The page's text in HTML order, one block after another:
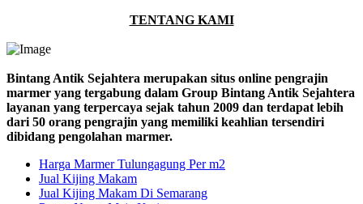
TENTANG KAMI
Bintang Antik Sejahtera merupakan situs online pengrajin
marmer yang tergabung dalam Group Bintang Antik Sejahtera
layanan yang terpercaya sejak tahun 2009 dan terdapat lebih
dari 50 orang pengrajin yang memiliki keahlian tersendiri
dibidang pengolahan marmer.
Harga Marmer Tulungagung Per m2
Jual Kijing Makam
Jual Kijing Makam Di Semarang